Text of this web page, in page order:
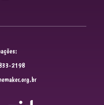
2198